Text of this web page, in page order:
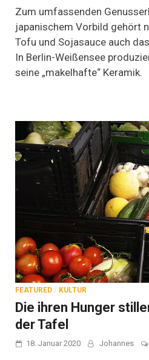
Zum umfassenden
japanischem Vorbild gehört
Tofu und Sojasauce auch
In Berlin-Weißensee
seine „makelhafte“ Keramik.
FEATURED / KULTUR
Die ihren Hunger
der Tafel
18. Januar 2020 Johannes